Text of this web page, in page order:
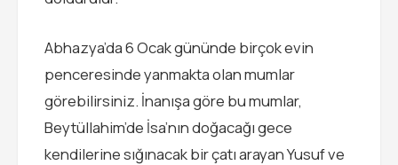
Abhazya’da 6 Ocak gününde birçok evin
penceresinde yanmakta olan mumlar
görebilirsiniz. İnanışa göre bu mumlar,
Beytüllahim’de İsa’nın doğacağı gece
kendilerine sığınacak bir çatı arayan Yusuf ve